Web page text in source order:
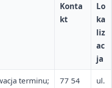
Konta
kt
Lo
ka
liz
ac
ja
terminu;
77 54
ul.